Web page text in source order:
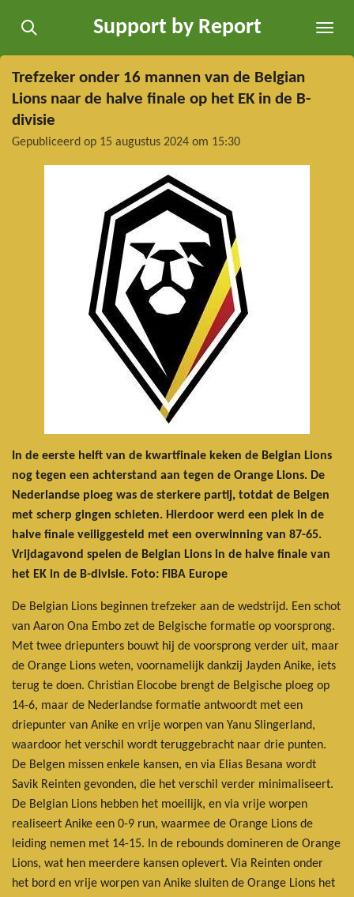
direct
naar
de
hoofdinhoud
Support by Report
Trefzeker onder 16 mannen van de Belgian
Lions naar de halve finale op het EK in de B-
divisie
Gepubliceerd op 15 augustus 2024 om 15:30
In de eerste helft van de kwartfinale keken de Belgian Lions
nog tegen een achterstand aan tegen de Orange Lions. De
Nederlandse ploeg was de sterkere partij, totdat de Belgen
met scherp gingen schieten. Hierdoor werd een plek in de
halve finale veiliggesteld met een overwinning van 87-65.
Vrijdagavond spelen de Belgian Lions in de halve finale van
het EK in de B-divisie. Foto: FIBA Europe
De Belgian Lions beginnen trefzeker aan de wedstrijd. Een schot
van Aaron Ona Embo zet de Belgische formatie op voorsprong.
Met twee driepunters bouwt hij de voorsprong verder uit, maar
de Orange Lions weten, voornamelijk dankzij Jayden Anike, iets
terug te doen. Christian Elocobe brengt de Belgische ploeg op
14-6, maar de Nederlandse formatie antwoordt met een
driepunter van Anike en vrije worpen van Yanu Slingerland,
waardoor het verschil wordt teruggebracht naar drie punten.
De Belgen missen enkele kansen, en via Elias Besana wordt
Savik Reinten gevonden, die het verschil verder minimaliseert.
De Belgian Lions hebben het moeilijk, en via vrije worpen
realiseert Anike een 0-9 run, waarmee de Orange Lions de
leiding nemen met 14-15. In de rebounds domineren de Orange
Lions, wat hen meerdere kansen oplevert. Via Reinten onder
het bord en vrije worpen van Anike sluiten de Orange Lions het